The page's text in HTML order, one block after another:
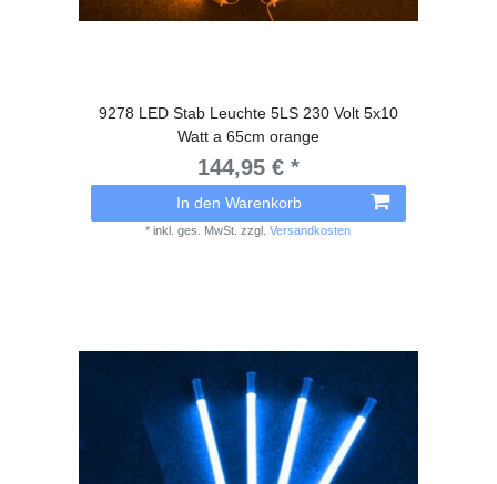
9278 LED Stab Leuchte 5LS 230 Volt 5x10
Watt a 65cm orange
144,95 € *
In den Warenkorb
*inkl. ges. MwSt. zzgl.Versandkosten